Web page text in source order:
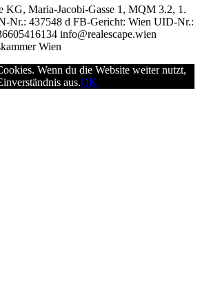
KG, Maria-Jacobi-Gasse 1, MQM 3.2, 1.
Nr.: 437548 d FB-Gericht: Wien UID-Nr.:
info@realescape.wien
Wien
Wenn du die Website weiter nutzt,
aus.OK